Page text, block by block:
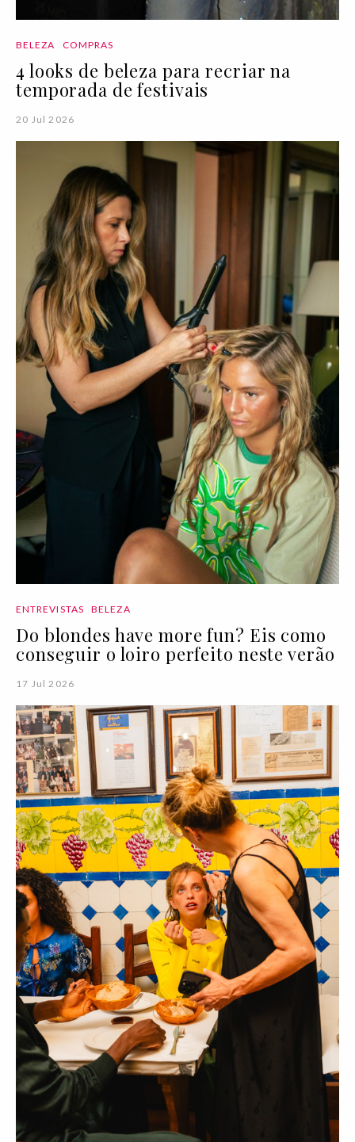
BELEZA COMPRAS
4 looks de beleza para recriar na
temporada de festivais
20 Jul 2026
ENTREVISTAS BELEZA
Do blondes have more fun? Eis como
conseguir o loiro perfeito neste verão
17 Jul 2026